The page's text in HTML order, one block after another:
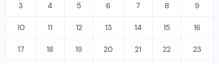
3 4 5 6 7 8 9
10 11 12 13 14 15 16
17 18 19 20 21 22 23